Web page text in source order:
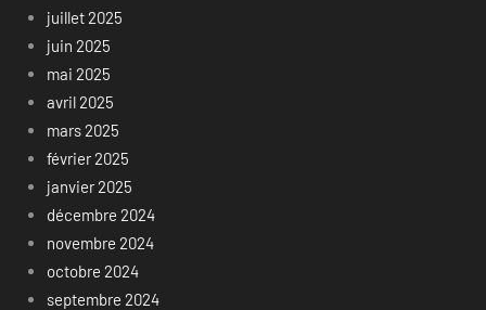
juillet 2025
juin 2025
mai 2025
avril 2025
mars 2025
février 2025
janvier 2025
décembre 2024
novembre 2024
octobre 2024
septembre 2024